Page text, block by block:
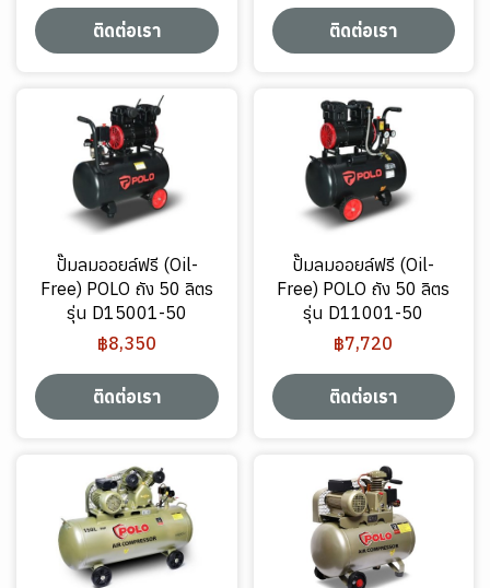
ติดต่อเรา ติดต่อเรา
ปั๊มลมออยล์ฟรี (Oil-
Free) POLO ถัง 50 ลิตร
รุ่น D15001-50
฿8,350
ติดต่อเรา
ปั๊มลมออยล์ฟรี (Oil-
Free) POLO ถัง 50 ลิตร
รุ่น D11001-50
฿7,720
ติดต่อเรา